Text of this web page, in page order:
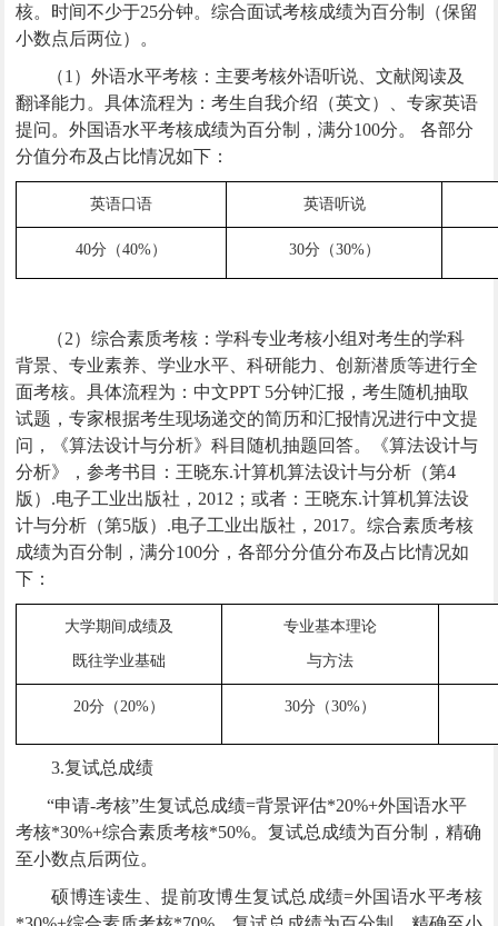
核。时间不少于25分钟。综合面试考核成绩为百分制（保留
小数点后两位）。
（1）外语水平考核：主要考核外语听说、文献阅读及
翻译能力。具体流程为：考生自我介绍（英文）、专家英语
提问。外国语水平考核成绩为百分制，满分100分。
各部分
分值分布及占比情况如下：
英语口语 英语听说
40分（40%） 30分（30%）
（2）综合素质考核：学科专业考核小组对考生的学科
背景、专业素养、学业水平、科研能力、创新潜质等进行全
面考核。具体流程为：中文PPT 5分钟汇报，考生随机抽取
试题，专家根据考生现场递交的简历和汇报情况进行中文提
问，《算法设计与分析》科目随机抽题回答。《算法设计与
分析》，参考书目：王晓东.计算机算法设计与分析（第4
版）.电子工业出版社，2012；或者：王晓东.计算机算法设
计与分析（第5版）.电子工业出版社，2017。综合素质考核
成绩为百分制，满分100分，各部分分值分布及占比情况如
下：
大学期间成绩及
既往学业基础
专业基本理论
与方法
20分（20%） 30分（30%）
3.复试总成绩
“申请-考核”生复试总成绩=背景评估*20%+外国语水平
考核*30%+综合素质考核*50%。复试总成绩为百分制，精确
至小数点后两位。
硕博连读生、提前攻博生复试总成绩=外国语水平考核